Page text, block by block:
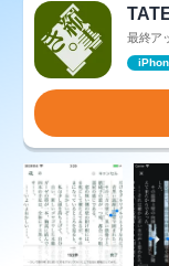
最終ア